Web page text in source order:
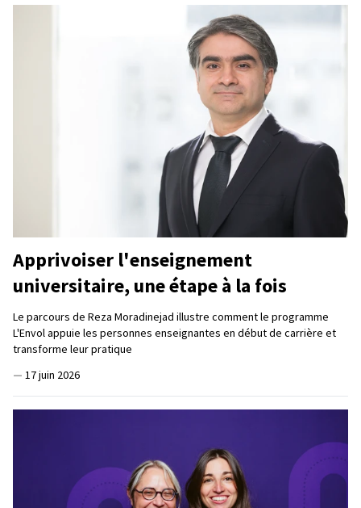
Apprivoiser l'enseignement
universitaire, une étape à la fois
Le parcours de Reza Moradinejad illustre comment le programme
L'Envol appuie les personnes enseignantes en début de carrière et
transforme leur pratique
— 17 juin 2026